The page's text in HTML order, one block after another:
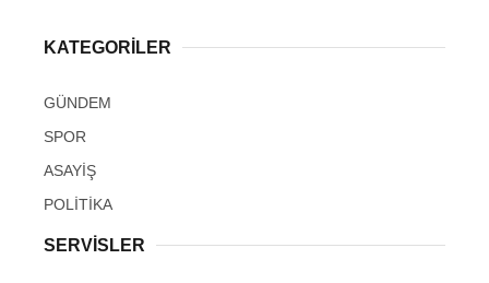
KATEGORİLER
GÜNDEM
SPOR
ASAYİŞ
POLİTİKA
SERVİSLER